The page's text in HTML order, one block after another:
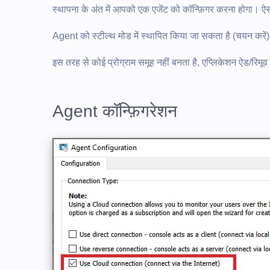
स्थापना के अंत में आपको एक एजेंट को कॉन्फ़िगर करना होगा।
Agent को स्टील्थ मोड में स्थापित किया जा सकता है (चयन
इस तरह से कोई प्रोग्राम समूह नहीं बनता है, एप्लिकेशन ऐड/
Agent कॉन्फ़िगरेशन